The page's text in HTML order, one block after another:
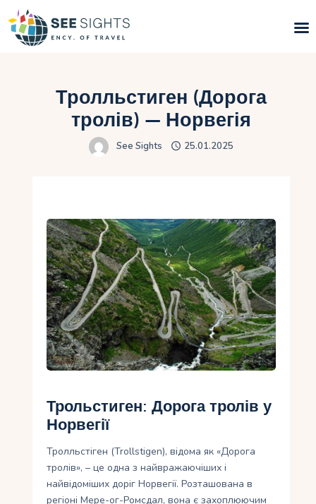
Гарячі тури
Типи Турів
Інфо
Блог
Контакти
Укр
Тролльстиген (Дорога
тролів) — Норвегія
See Sights 25.01.2025
Трольстиген: Дорога тролів у
Норвегії
Тролльстіген (Trollstigen), відома як «Дорога
тролів», – це одна з найвражаючіших і
найвідоміших доріг Норвегії. Розташована в
регіоні Мере-ог-Ромсдал, вона є захоплюючим